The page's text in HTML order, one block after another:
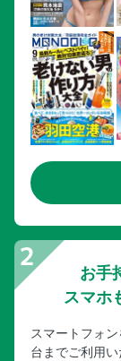
お手
スマホ
スマートフォ
台までご利用い